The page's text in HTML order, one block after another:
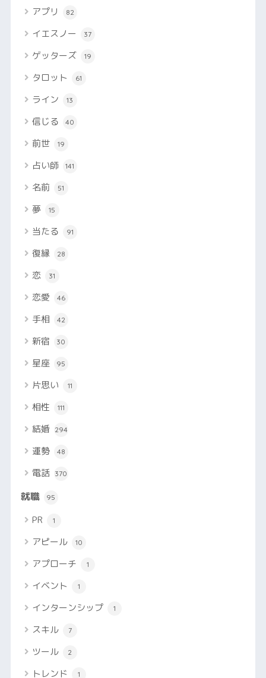
アプリ 82
イエスノー 37
ゲッターズ 19
タロット 61
ライン 13
信じる 40
前世 19
占い師 141
名前 51
夢 15
当たる 91
復縁 28
恋 31
恋愛 46
手相 42
新宿 30
星座 95
片思い 11
相性 111
結婚 294
運勢 48
電話 370
就職 95
PR 1
アピール 10
アプローチ 1
イベント 1
インターンシップ 1
スキル 7
ツール 2
トレンド 1